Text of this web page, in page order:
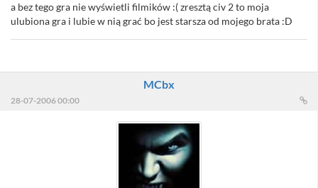
a bez tego gra nie wyświetli filmików :( zresztą civ 2 to moja
ulubiona gra i lubie w nią grać bo jest starsza od mojego brata :D
MCbx
28-07-2006 00:00